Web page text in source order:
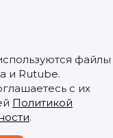
файлы
и Rutube.
с их
Политикой
.